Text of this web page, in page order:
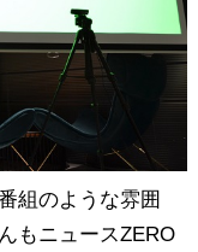
組のような雰囲
もニュースZERO